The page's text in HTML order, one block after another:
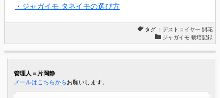
・ジャガイモ タネイモの選び方
タグ ：デストロイヤー 開花
ジャガイモ 栽培記録
管理人＝片岡静
メールはこちらから お願いします。